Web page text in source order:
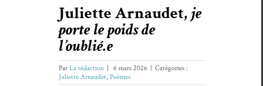
Juliette Arnaudet,je
porte le poids de
l’oublié.e
ParLa rédaction 6 mars 2026
Catégories :
Juliette Arnaudet, Poèmes